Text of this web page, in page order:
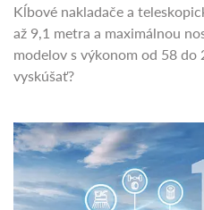
Kĺbové nakladače a
až 9,1 metra a maximálnou
modelov s výkonom od 58
vyskúšať?